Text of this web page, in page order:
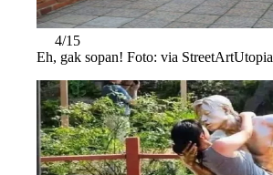
4/15
Eh, gak sopan! Foto: via StreetArtUtopia